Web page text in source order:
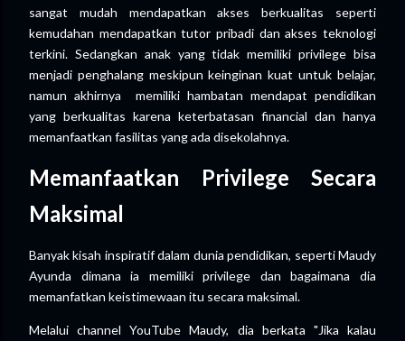
sangat mudah mendapatkan akses berkualitas seperti
kemudahan mendapatkan tutor pribadi dan akses teknologi
terkini. Sedangkan anak yang tidak memiliki privilege bisa
menjadi penghalang meskipun keinginan kuat untuk belajar,
namun akhirnya memiliki hambatan mendapat pendidikan
yang berkualitas karena keterbatasan financial dan hanya
memanfaatkan fasilitas yang ada disekolahnya.
Memanfaatkan Privilege Secara
Maksimal
Banyak kisah inspiratif dalam dunia pendidikan, seperti Maudy
Ayunda dimana ia memiliki privilege dan bagaimana dia
memanfatkan keistimewaan itu secara maksimal.
Melalui channel YouTube Maudy, dia berkata "Jika kalau